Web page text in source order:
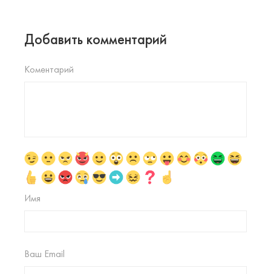
Добавить комментарий
Коментарий
Имя
Ваш Email